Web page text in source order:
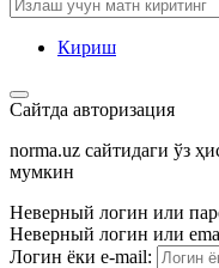
Кириш
Сайтда авторизация
norma.uz сайтидаги ўз
мумкин
Неверный логин или
Неверный логин или
Логин ёки e-mail: